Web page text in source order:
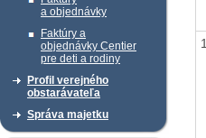
a objednávky
Faktúry a
objednávky Centier
pre deti a rodiny
Profil verejného
obstarávateľa
Správa majetku